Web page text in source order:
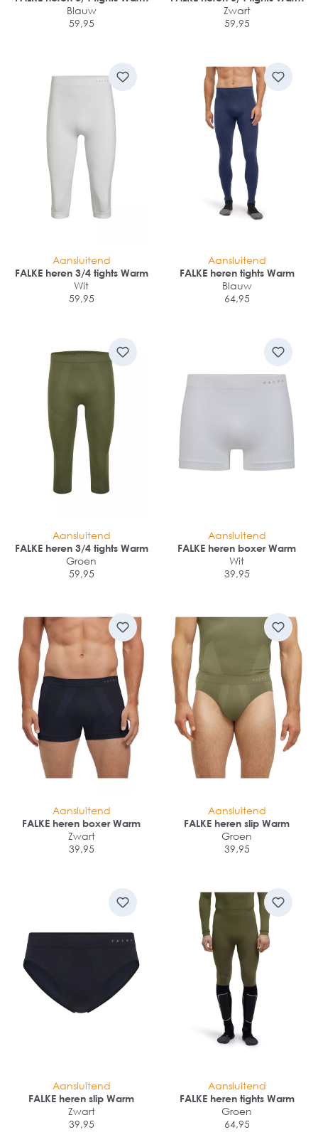
Blauw
59,95
Zwart
59,95
Aansluitend
FALKE heren 3/4 tights Warm
Wit
59,95
Aansluitend
FALKE heren tights Warm
Blauw
64,95
Aansluitend
FALKE heren 3/4 tights Warm
Groen
59,95
Aansluitend
FALKE heren boxer Warm
Wit
39,95
Aansluitend
FALKE heren boxer Warm
Zwart
39,95
Aansluitend
FALKE heren slip Warm
Groen
39,95
Aansluitend
FALKE heren slip Warm
Zwart
39,95
Aansluitend
FALKE heren tights Warm
Groen
64,95